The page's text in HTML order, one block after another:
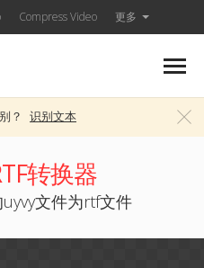
Compress Video 更多
？ 识别文本
转换器
文件为rtf文件